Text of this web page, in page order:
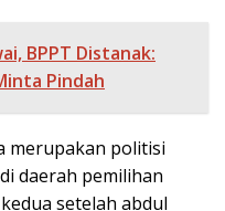
BPPT Distanak:
Pindah
merupakan politisi
daerah pemilihan
setelah abdul